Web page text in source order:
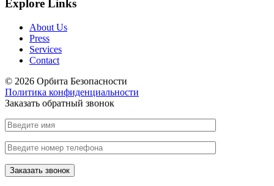
Explore Links
About Us
Press
Services
Contact
© 2026 Орбита Безопасности
Политика конфиденциальности
Заказать обратный звонок